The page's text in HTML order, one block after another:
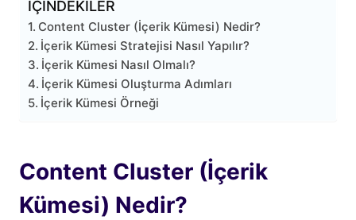
İÇİNDEKİLER
Content Cluster (İçerik Kümesi) Nedir?
İçerik Kümesi Stratejisi Nasıl Yapılır?
İçerik Kümesi Nasıl Olmalı?
İçerik Kümesi Oluşturma Adımları
İçerik Kümesi Örneği
Content Cluster (İçerik
Kümesi) Nedir?